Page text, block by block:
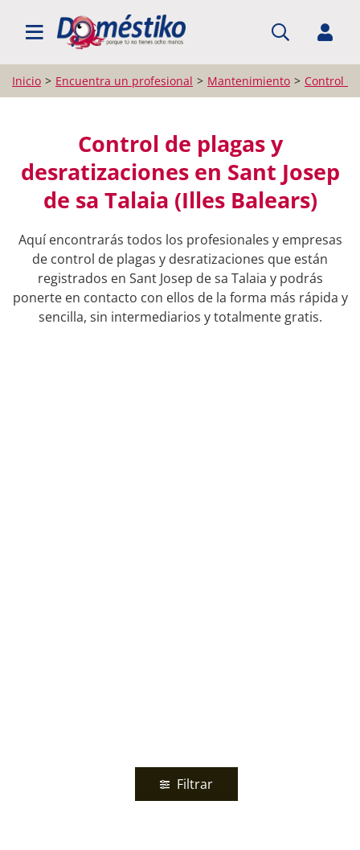
BUSCAR PROFESIONALES
Inicio Encuentra un profesional Mantenimiento Control
Control de plagas y
desratizaciones en Sant Josep
de sa Talaia (Illes Balears)
Aquí encontrarás todos los profesionales y empresas
de control de plagas y desratizaciones que están
registrados en Sant Josep de sa Talaia y podrás
ponerte en contacto con ellos de la forma más rápida y
sencilla, sin intermediarios y totalmente gratis.
Filtrar